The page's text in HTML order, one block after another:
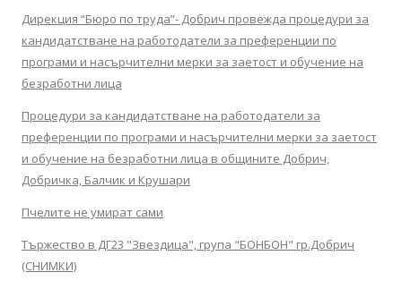
Дирекция “Бюро по труда”- Добрич провежда процедури за
кандидатстване на работодатели за преференции по
програми и насърчителни мерки за заетост и обучение на
безработни лица
Процедури за кандидатстване на работодатели за
преференции по програми и насърчителни мерки за заетост
и обучение на безработни лица в общините Добрич,
Добричка, Балчик и Крушари
Пчелите не умират сами
Тържество в ДГ23 "Звездица", група "БОНБОН" гр.Добрич
(СНИМКИ)